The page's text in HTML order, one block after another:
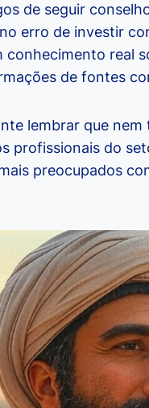
de seguir
erro de investir
conhecimento real
de fontes
lembrar que
profissionais do
preocupados